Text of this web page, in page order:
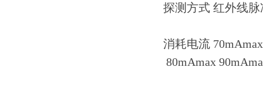
探测方式 红外线
消耗电流 70mAmax
80mAmax